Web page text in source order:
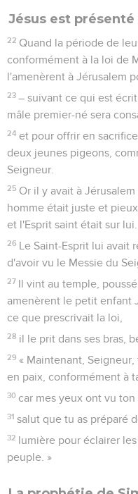
Jésus est
22 Quand la période de
conformément à la loi de
l'amenèrent à Jérusalem
23 – suivant ce qui est
mâle premier-né sera
24 et pour offrir en
deux jeunes pigeons,
Seigneur.
25 Or il y avait à
homme était juste et
et l'Esprit saint était sur lui.
26 Le Saint-Esprit lui avait
d'avoir vu le Messie du
27 Il vint au temple,
amenèrent le petit enfant
ce que prescrivait la loi,
28 il le prit dans ses bras,
29 « Maintenant,
en paix, conformément à
30 car mes yeux ont vu ton
31 salut que tu as préparé
32 lumière pour éclairer
peuple. »